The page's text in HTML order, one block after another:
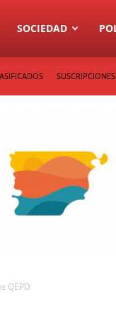
SOCIEDAD
SUSCRIPCIONES
QEPD